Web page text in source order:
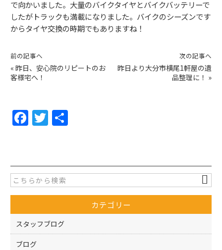
で向かいました。大量のバイクタイヤとバイクバッテリーで
したがトラックも満載になりました。バイクのシーズンです
からタイヤ交換の時期でもありますね！
前の記事へ
« 昨日、安心院のリピートのお
客様宅へ！
次の記事へ
昨日より大分市横尾1軒屋の遺
品整理に！ »
F
a
e
b
o
o
k
T
w
er
カテゴリー
スタッフブログ
ブログ